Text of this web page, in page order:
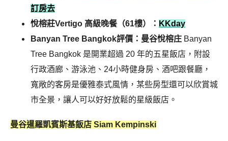
訂房去
悅榕莊Vertigo 高級晚餐（61樓）： KKday
Banyan Tree Bangkok評價：曼谷悅榕庄 Banyan
Tree Bangkok 是開業超過 20 年的五星飯店，附設
行政酒廊、游泳池、24小時健身房、酒吧跟餐廳，
寬敞的客房是優雅泰式風情，某些房型還可以欣賞城
市全景，讓人可以好好放鬆的星級飯店。
曼谷暹羅凱賓斯基飯店 Siam Kempinski